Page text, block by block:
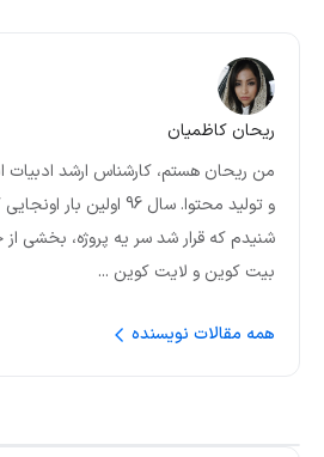
ریحان کاظمیان
من ریحان هستم، کارشناس ارشد ادبیات
و تولید محتوا. سال 96
شنیدم که قرار شد سر یه پروژه، بخشی
بیت کوین و لایت کوین ...
همه مقالات نویسنده